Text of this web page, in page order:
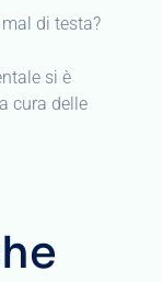
di testa?
si è
cura delle